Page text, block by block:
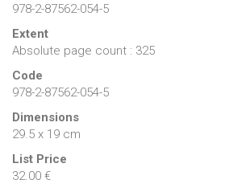
978-2-87562-054-5
Extent
Absolute page count : 325
Code
978-2-87562-054-5
Dimensions
29.5 x 19 cm
List Price
32.00 €